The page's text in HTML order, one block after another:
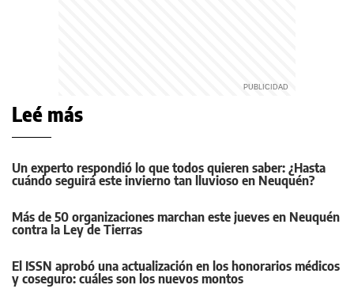
Leé más
Un experto respondió lo que todos quieren saber: ¿Hasta
cuándo seguirá este invierno tan lluvioso en Neuquén?
Más de 50 organizaciones marchan este jueves en Neuquén
contra la Ley de Tierras
El ISSN aprobó una actualización en los honorarios médicos
y coseguro: cuáles son los nuevos montos